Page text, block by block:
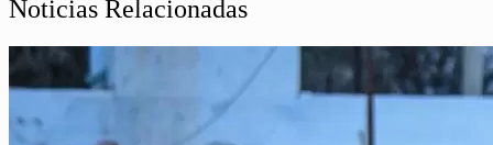
Noticias Relacionadas